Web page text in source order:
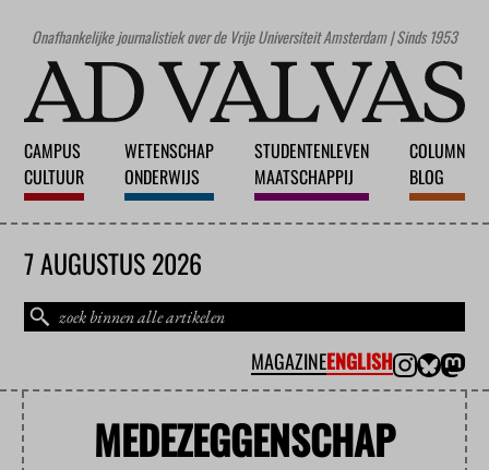
Onafhankelijke journalistiek over de Vrije Universiteit Amsterdam | Sinds 1953
CAMPUS
CULTUUR
WETENSCHAP
ONDERWIJS
STUDENTENLEVEN
MAATSCHAPPIJ
COLUMN
BLOG
7 AUGUSTUS 2026
MAGAZINEENGLISH
MEDEZEGGENSCHAP